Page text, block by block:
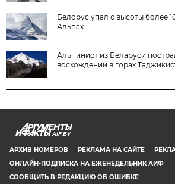
Белорус упал с высоты более
Альпах
Альпинист из Беларуси
восхождении в горах
AIF.BY
АРХИВ НОМЕРОВ РЕКЛАМА НА САЙТЕ
ОНЛАЙН-ПОДПИСКА НА ЕЖЕНЕДЕЛЬНИК АИФ
СООБЩИТЬ В РЕДАКЦИЮ ОБ ОШИБКЕ